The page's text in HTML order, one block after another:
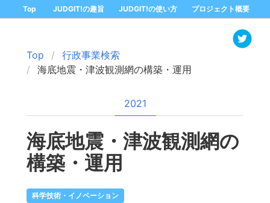
Top JUDGIT!の趣旨 JUDGIT!の使い方 プロジェクト概要
Top
行政事業検索
海底地震・津波観測網の構築・運用
2021
海底地震・津波観測網の
構築・運用
科学技術・イノベーション